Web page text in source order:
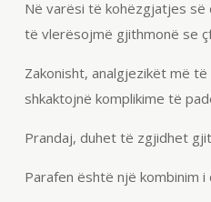
Në varësi të kohëzgjatjes
të vlerësojmë gjithmonë se
Zakonisht, analgjezikët më
shkaktojnë komplikime të
Prandaj, duhet të zgjidhet
Parafen është një kombinim